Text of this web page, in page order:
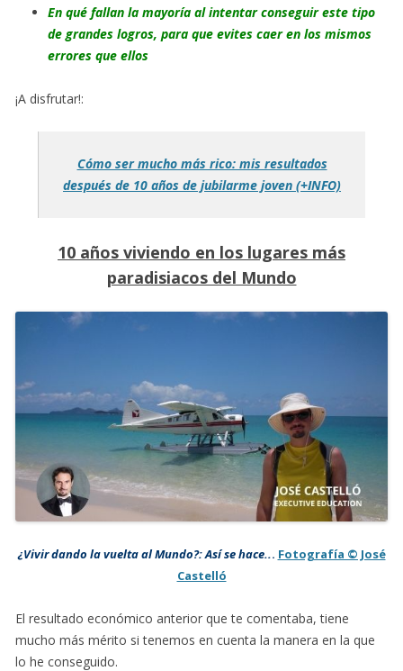
En qué fallan la mayoría al intentar conseguir este tipo
de grandes logros, para que evites caer en los mismos
errores que ellos
¡A disfrutar!:
Cómo ser mucho más rico: mis resultados
después de 10 años de jubilarme joven (+INFO)
10 años viviendo en los lugares más
paradisiacos del Mundo
¿Vivir dando la vuelta al Mundo?: Así se hace... Fotografía © José
Castelló
El resultado económico anterior que te comentaba, tiene
mucho más mérito si tenemos en cuenta la manera en la que
lo he conseguido.